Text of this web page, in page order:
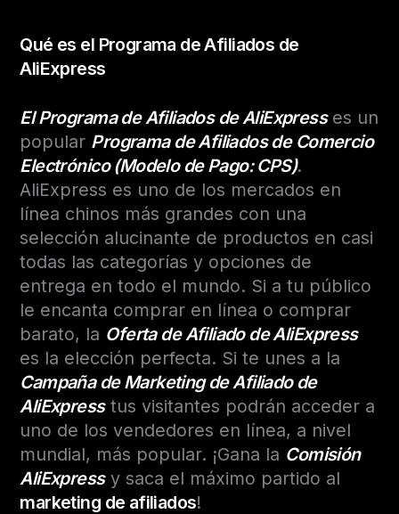
Qué es el Programa de Afiliados de
AliExpress
El Programa de Afiliados de AliExpresses un
popular Programa de Afiliados de Comercio
Electrónico (Modelo de Pago: CPS).
AliExpress es uno de los mercados en
línea chinos más grandes con una
selección alucinante de productos en casi
todas las categorías y opciones de
entrega en todo el mundo. Si a tu público
le encanta comprar en línea o comprar
barato, la Oferta de Afiliado de AliExpress
es la elección perfecta. Si te unes a la
Campaña de Marketing de Afiliado de
AliExpresstus visitantes podrán acceder a
uno de los vendedores en línea, a nivel
mundial, más popular. ¡Gana la Comisión
AliExpressy saca el máximo partido al
marketing de afiliados!